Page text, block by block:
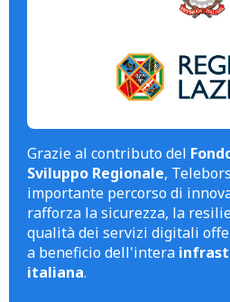
Grazie al contributo del
Sviluppo Regionale,
importante percorso di
rafforza la sicurezza, la
qualità dei servizi digitali
a beneficio dell'intera
italiana.